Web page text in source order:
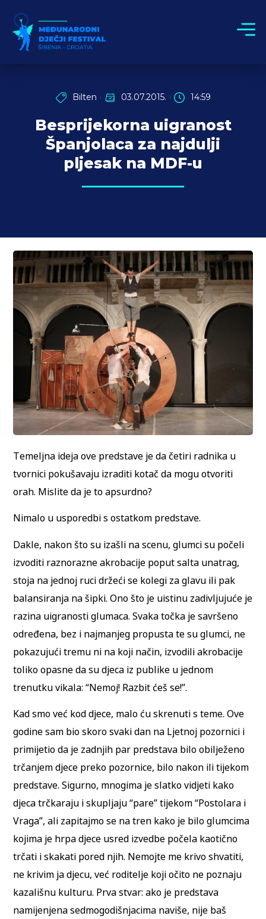
Bilten 03.07.2015. 14:59
Besprijekorna uigranost
Španjolaca za najdulji
pljesak na MDF-u
Temeljna ideja ove predstave je da četiri radnika u
tvornici pokušavaju izraditi kotač da mogu otvoriti
orah. Mislite da je to apsurdno?
Nimalo u usporedbi s ostatkom predstave.
Dakle, nakon što su izašli na scenu, glumci su počeli
izvoditi raznorazne akrobacije poput salta unatrag,
stoja na jednoj ruci držeći se kolegi za glavu ili pak
balansiranja na šipki. Ono što je uistinu zadivljujuće je
razina uigranosti glumaca. Svaka točka je savršeno
određena, bez i najmanjeg propusta te su glumci, ne
pokazujući tremu ni na koji način, izvodili akrobacije
toliko opasne da su djeca iz publike u jednom
trenutku vikala: “Nemoj! Razbit ćeš se!”.
Kad smo već kod djece, malo ću skrenuti s teme. Ove
godine sam bio skoro svaki dan na Ljetnoj pozornici i
primijetio da je zadnjih par predstava bilo obilježeno
trčanjem djece preko pozornice, bilo nakon ili tijekom
predstave. Sigurno, mnogima je slatko vidjeti kako
djeca trčkaraju i skupljaju “pare” tijekom “Postolara i
Vraga”, ali zapitajmo se na tren kako je bilo glumcima
kojima je hrpa djece usred izvedbe počela kaotično
trčati i skakati pored njih. Nemojte me krivo shvatiti,
ne krivim ja djecu, već roditelje koji očito ne poznaju
kazališnu kulturu. Prva stvar: ako je predstava
namijenjena sedmogodišnjacima naviše, nije baš